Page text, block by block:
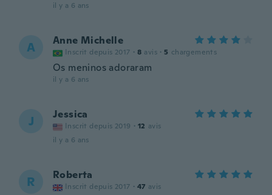
il y a 6 ans
A Anne Michelle
Inscrit depuis 2017 · 8 avis · 5 chargements
Os meninos adoraram
il y a 6 ans
J Jessica
Inscrit depuis 2019 · 12 avis
il y a 6 ans
R Roberta
Inscrit depuis 2017 · 47 avis